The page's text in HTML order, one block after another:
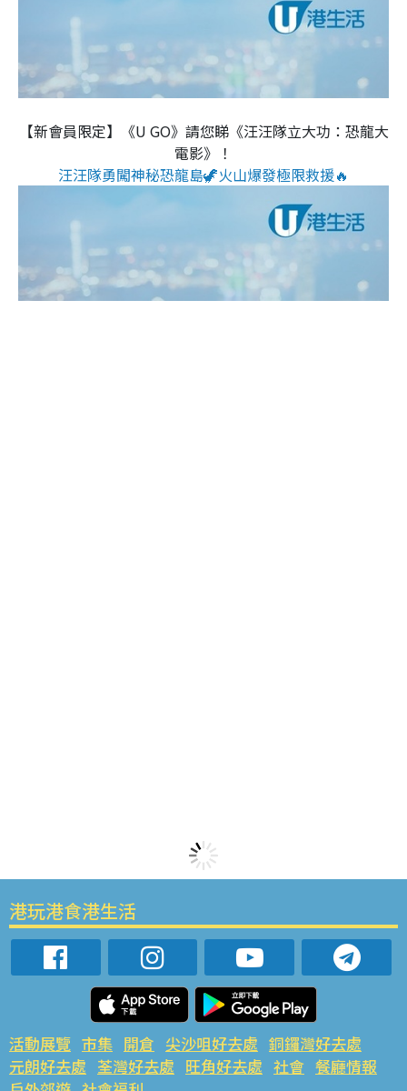
【新會員限定】《U GO》請您睇《汪汪隊立大功：恐龍大
電影》！
汪汪隊勇闖神秘恐龍島🦖火山爆發極限救援🔥
港玩港食港生活
活動展覽 市集 開倉 尖沙咀好去處 銅鑼灣好去處
元朗好去處 荃灣好去處 旺角好去處 社會 餐廳情報